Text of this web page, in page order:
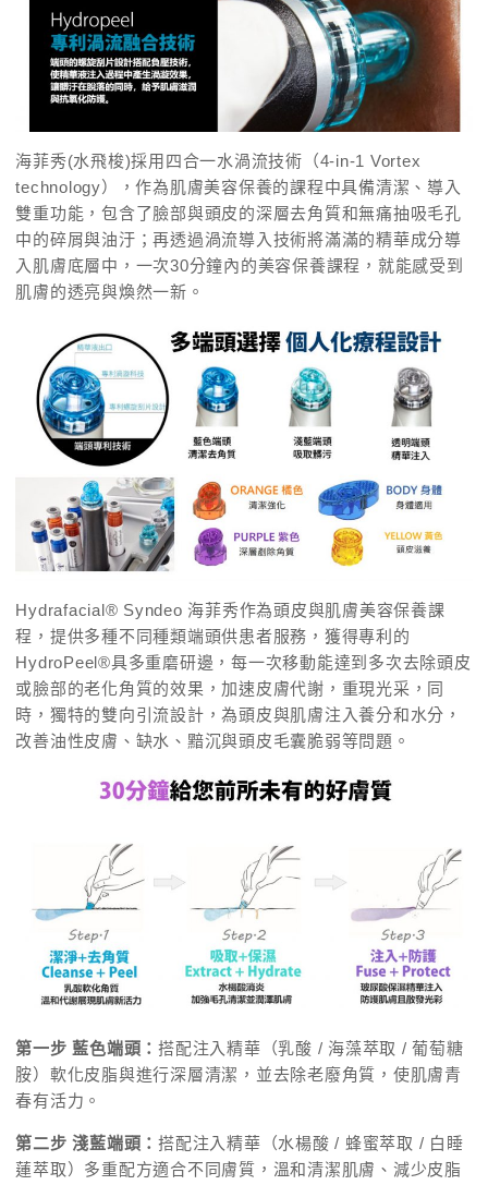
海菲秀(水飛梭)採用四合一水渦流技術（4-in-1 Vortex
technology），作為肌膚美容保養的課程中具備清潔、導入
雙重功能，包含了臉部與頭皮的深層去角質和無痛抽吸毛孔
中的碎屑與油汙；再透過渦流導入技術將滿滿的精華成分導
入肌膚底層中，一次30分鐘內的美容保養課程，就能感受到
肌膚的透亮與煥然一新。
Hydrafacial® Syndeo 海菲秀作為頭皮與肌膚美容保養課
程，提供多種不同種類端頭供患者服務，獲得專利的
HydroPeel®具多重磨研邊，每一次移動能達到多次去除頭皮
或臉部的老化角質的效果，加速皮膚代謝，重現光采，同
時，獨特的雙向引流設計，為頭皮與肌膚注入養分和水分，
改善油性皮膚、缺水、黯沉與頭皮毛囊脆弱等問題。
第一步 藍色端頭：搭配注入精華（乳酸 / 海藻萃取 / 葡萄糖
胺）軟化皮脂與進行深層清潔，並去除老廢角質，使肌膚青
春有活力。
第二步 淺藍端頭：搭配注入精華（水楊酸 / 蜂蜜萃取 / 白睡
蓮萃取）多重配方適合不同膚質，溫和清潔肌膚、減少皮脂